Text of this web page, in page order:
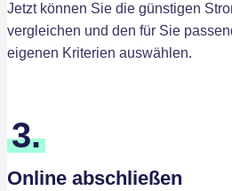
Jetzt können Sie die günstigen
vergleichen und den für Sie
eigenen Kriterien auswählen.
3.
Online abschließen